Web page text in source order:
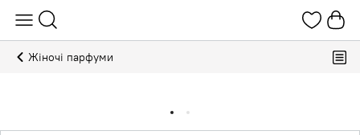
Жіночі парфуми